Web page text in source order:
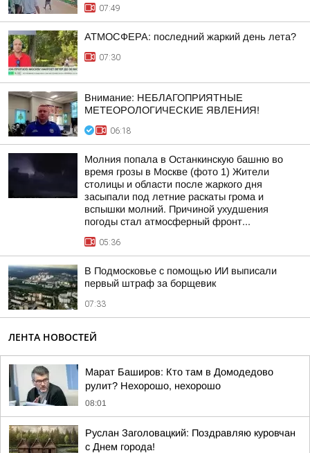
07:49
АТМОСФЕРА: последний жаркий день лета?
07:30
Внимание: НЕБЛАГОПРИЯТНЫЕ
МЕТЕОРОЛОГИЧЕСКИЕ ЯВЛЕНИЯ!
06:18
Молния попала в Останкинскую башню во
время грозы в Москве (фото 1) Жители
столицы и области после жаркого дня
засыпали под летние раскаты грома и
вспышки молний. Причиной ухудшения
погоды стал атмосферный фронт...
05:36
В Подмосковье с помощью ИИ выписали
первый штраф за борщевик
07:33
ЛЕНТА НОВОСТЕЙ
Марат Баширов: Кто там в Домодедово
рулит? Нехорошо, нехорошо
08:01
Руслан Заголовацкий: Поздравляю куровчан
с Днем города!